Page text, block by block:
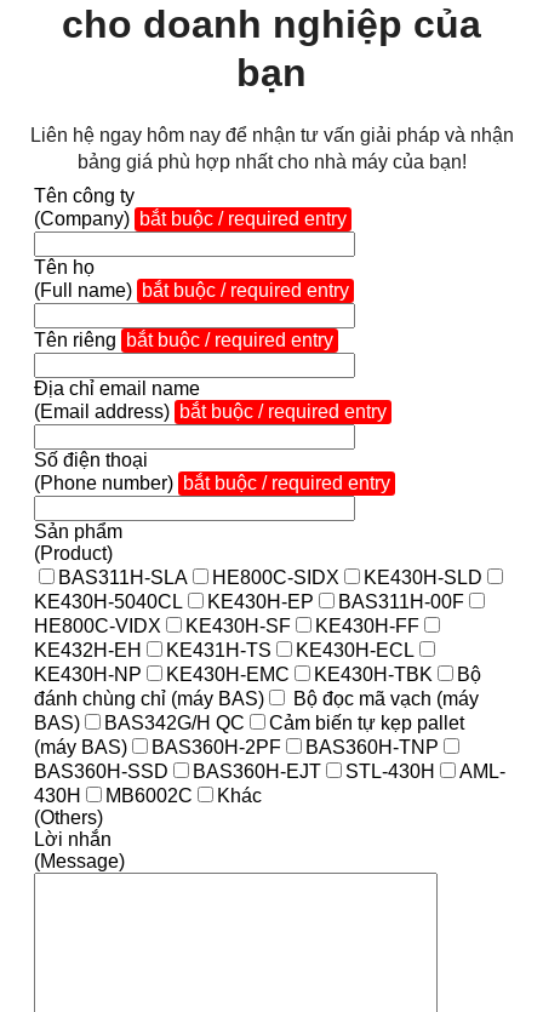
cho doanh nghiệp của
bạn
Liên hệ ngay hôm nay để nhận tư vấn giải pháp và nhận
bảng giá phù hợp nhất cho nhà máy của bạn!